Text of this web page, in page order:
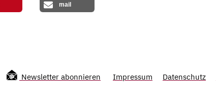
mail
Newsletter abonnieren Impressum Datenschutz